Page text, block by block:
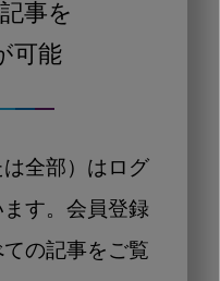
事を
可能
全部）はログ
す。会員登録
の記事をご覧